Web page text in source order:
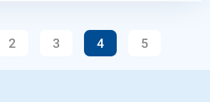
2 3 4
5